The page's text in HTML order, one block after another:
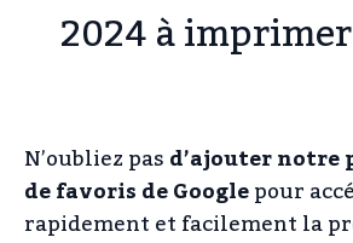
2024 à
N’oubliez pasd’ajouter notre
de favoris de Googlepour
rapidement et facilement la